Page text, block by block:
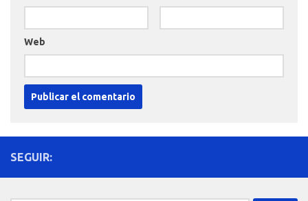
Web
SEGUIR: